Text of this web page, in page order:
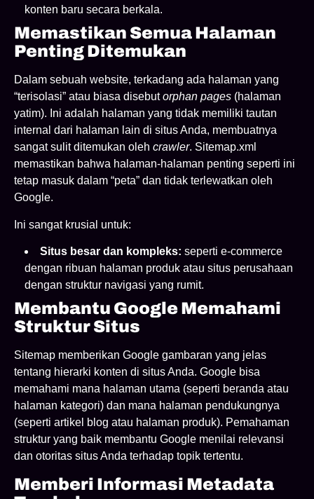
konten baru secara berkala.
Memastikan Semua Halaman
Penting Ditemukan
Dalam sebuah website, terkadang ada halaman yang
“terisolasi” atau biasa disebutorphan pages (halaman
yatim). Ini adalah halaman yang tidak memiliki tautan
internal dari halaman lain di situs Anda, membuatnya
sangat sulit ditemukan oleh crawler. Sitemap.xml
memastikan bahwa halaman-halaman penting seperti ini
tetap masuk dalam “peta” dan tidak terlewatkan oleh
Google.
Ini sangat krusial untuk:
Situs besar dan kompleks: seperti e-commerce
dengan ribuan halaman produk atau situs perusahaan
dengan struktur navigasi yang rumit.
Membantu Google Memahami
Struktur Situs
Sitemap memberikan Google gambaran yang jelas
tentang hierarki konten di situs Anda. Google bisa
memahami mana halaman utama (seperti beranda atau
halaman kategori) dan mana halaman pendukungnya
(seperti artikel blog atau halaman produk). Pemahaman
struktur yang baik membantu Google menilai relevansi
dan otoritas situs Anda terhadap topik tertentu.
Memberi Informasi Metadata